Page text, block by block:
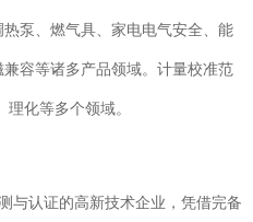
泵、燃气具、家电电气安全、能
容等诸多产品领域。计量校准范
化等多个领域。
与认证的高新技术企业，凭借完备